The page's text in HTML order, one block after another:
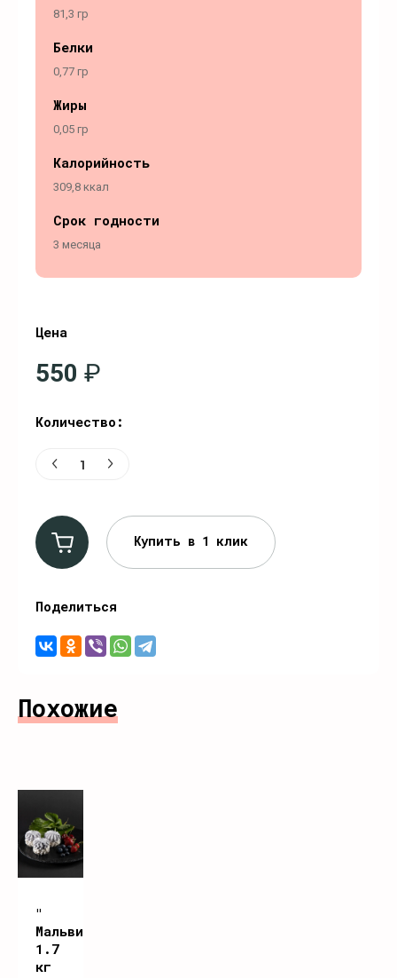
Цена
550 ₽
Количество:
Купить в 1 клик
81,3 гр
Белки
0,77 гр
Жиры
0,05 гр
Калорийность
309,8 ккал
Срок годности
3 месяца
Поделиться
Похожие
"
Мальвина"
1.7
кг